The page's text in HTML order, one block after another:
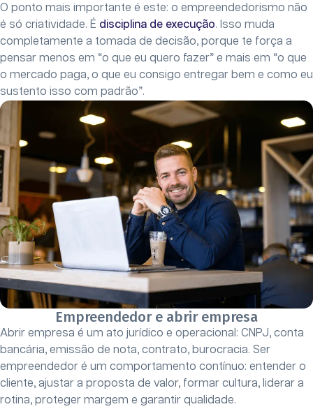
O ponto mais importante é este: o empreendedorismo não
é só criatividade. É disciplina de execução. Isso muda
completamente a tomada de decisão, porque te força a
pensar menos em “o que eu quero fazer” e mais em “o que
o mercado paga, o que eu consigo entregar bem e como eu
sustento isso com padrão”.
Empreendedor e abrir empresa
Abrir empresa é um ato jurídico e operacional: CNPJ, conta
bancária, emissão de nota, contrato, burocracia. Ser
empreendedor é um comportamento contínuo: entender o
cliente, ajustar a proposta de valor, formar cultura, liderar a
rotina, proteger margem e garantir qualidade.